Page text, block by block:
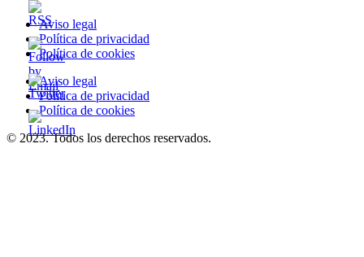
Aviso legal
Política de privacidad
Política de cookies
Aviso legal
Política de privacidad
Política de cookies
© 2023. Todos los derechos reservados.